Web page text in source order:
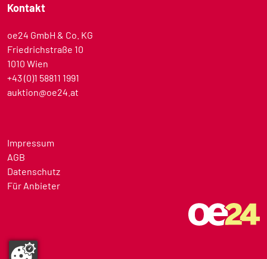
Kontakt
oe24 GmbH & Co. KG
Friedrichstraße 10
1010 Wien
+43 (0)1 58811 1991
auktion@oe24.at
Impressum
AGB
Datenschutz
Für Anbieter